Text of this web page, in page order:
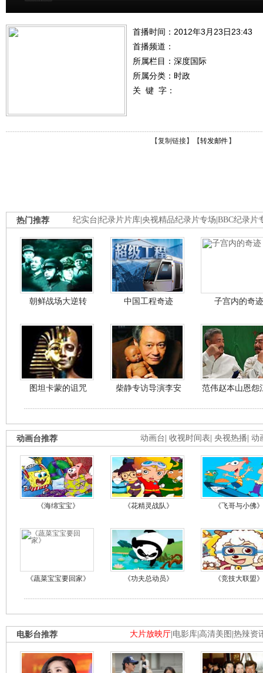
首播时间：2012年3月23日23:43
首播频道：
所属栏目： 深度国际
所属分类：时政
关 键 字：
【复制链接】【转发邮件 】
纪实台 纪录片片库 央视精品纪录片专场 BBC纪录片
热门推荐
朝鲜战场大逆转 中国工程奇迹 子宫内的奇迹
图坦卡蒙的诅咒 柴静专访导演李安 范伟赵本山恩怨
动画台 收视时间表 央视热播 动
动画台推荐
《海绵宝宝》 《花精灵战队》 《飞哥与小佛》
《蔬菜宝宝要回家》 《功夫总动员》 《竞技大联盟》
大片放映厅 电影库 高清美图 热辣资
电影台推荐